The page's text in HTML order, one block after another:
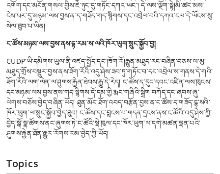
འགོག་དང་མངོན་གསལ་གྱིས་ཇེ་ཉུང་དུ་གཏོང་དཀའ་ཡང་། དེ་ལས་ལྡོག་སྟེ།མི་ཚང་མས་
ངེས་པར་དུ་མཉམ་ལས་བྱས་ན་ད་གཟོད་གད་སྙིགས་དང་འབྲེལ་བའི་དཀའ་ངལ་དེ་ཡོངས་སུ་
སེལ་ཐུབ་པ་ཡིན།
ང་ཚོས་མཉམ་ལས་བྱས་ནས་དྷ་རམ་ས་ལའི་ཁོར་ཡུག་སྲུང་སྐྱོབ་བྱ།
CUDP་ཡི་དམིགས་ཡུལ་ནི་འཛད་སྤྱོད་དང་།ཟོག་རོ།རྒྱུན་མཐུད་རང་བཞིན་བཅས་ལ་མུ་
མཐུད་གྲོས་བསྡུར་བྱས་ནས་ཟོག་རོའི་འདུ་ཤེས་ཟབ་ཏུ་གཏོང་བ་དང་འབྲེལ་ས་གནས་དེ་གའི་
ཟོག་རོའི་ལག་ལེན་ལ་ཤུགས་རྐྱེན་ཐེབས་རྒྱུ་དེ་རེད། ང་ཚོས་ད་དུང་དབང་འཛིན་ལས་ཁུངས་
དང་མཉམ་ལས་བྱས་ནས་གད་སྙིགས་དོ་དམ་གྱི་རྨང་གཞིའི་སྒྲིག་བཀོད་དང་ཞབས་ཞུ་
ལེགས་བཅོས་བྱེད་བཞིན་ཡོད། ཐུན་མོང་ཐོག་འབད་བརྩོན་བྱས་ན་ང་ཚོས་ད་གཟོད་དྷ་སའི་
ཁོར་ཡུག་ལ་སྲུང་སྐྱོབ་བྱེད་ཐུབ། ང་ཚོས་དང་བླངས་པ་གདན་དྲངས་ནས་ང་ཚོའི་འདུ་ཤེས་ཀྱི་
བྱེད་སྒོ་སྣ་ཚོགས་ནང་ཞུགས་ཏེ་ང་ཚོའི་སྡེ་ཁུལ་དང་ཁོར་ཡུག་ལ་དགེ་མཚན་ལྡན་པའི་
ཤུགས་རྐྱེན་ཐོན་རྒྱུར་རོགས་རམ་བྱེད་ཀྱི་ཡོད།
Topics